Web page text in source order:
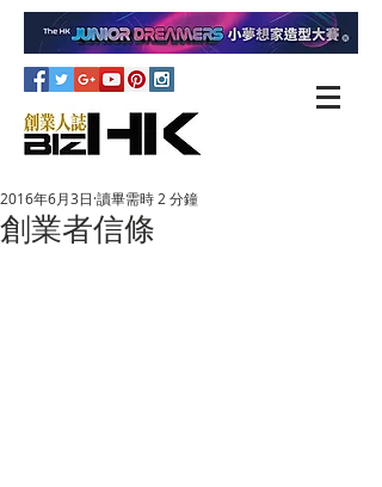
創業者信條
2016年6月3日 讀畢需時 2 分鐘